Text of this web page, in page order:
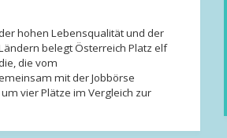
hohen Lebensqualität und der
belegt Österreich Platz elf
die vom
mit der Jobbörse
vier Plätze im Vergleich zur